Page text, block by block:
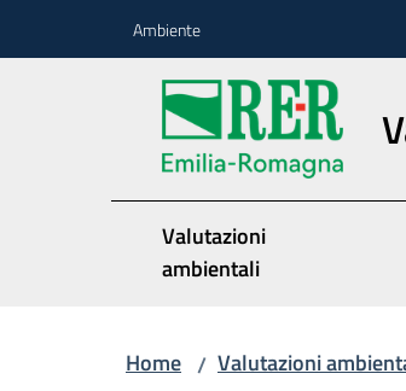
Ambiente
Valutazioni
ambientali
Home / Valutazioni